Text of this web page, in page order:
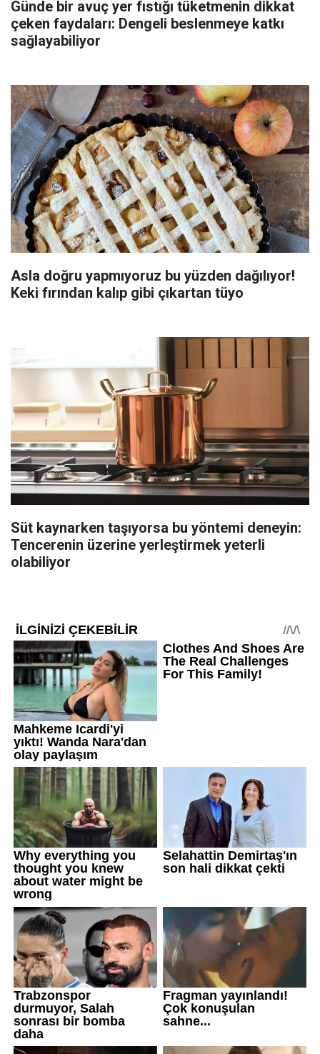
Günde bir avuç yer fıstığı tüketmenin dikkat
çeken faydaları: Dengeli beslenmeye katkı
sağlayabiliyor
Asla doğru yapmıyoruz bu yüzden dağılıyor!
Keki fırından kalıp gibi çıkartan tüyo
Süt kaynarken taşıyorsa bu yöntemi deneyin:
Tencerenin üzerine yerleştirmek yeterli
olabiliyor